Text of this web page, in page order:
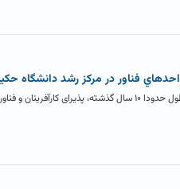
فناور در مرکز رشد دانشگاه
بوده است. این مرکز، بستر...